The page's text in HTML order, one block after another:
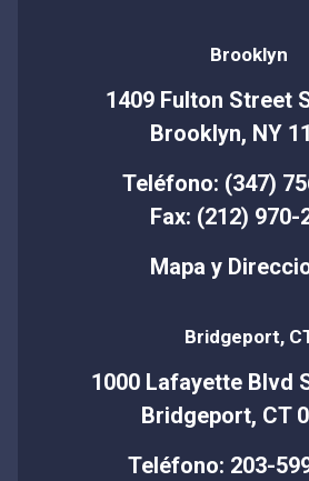
Brooklyn
1409 Fulton Street
Brooklyn, NY
Teléfono: (347)
Fax: (212) 970-
Mapa y
Bridgeport,
1000 Lafayette Blvd
Bridgeport, CT
Teléfono: 203-